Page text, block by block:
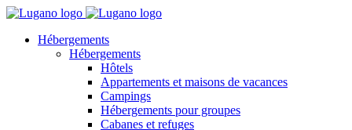
Hébergements
Hébergements
Hôtels
Appartements et maisons de vacances
Campings
Hébergements pour groupes
Cabanes et refuges